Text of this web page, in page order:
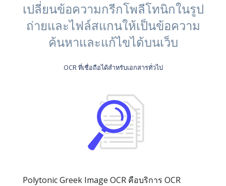
เปลี่ยนข้อความกรีกโพลีโทนิกในรูป
ถ่ายและไฟล์สแกนให้เป็นข้อความ
ค้นหาและแก้ไขได้บนเว็บ
OCR ที่เชื่อถือได้สำหรับเอกสารทั่วไป
Polytonic Greek Image OCR คือบริการ OCR